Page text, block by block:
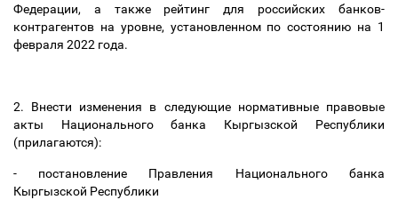
Федерации, а также рейтинг для российских банков-
контрагентов на уровне, установленном по состоянию на 1
февраля 2022 года.
2. Внести изменения в следующие нормативные правовые
акты Национального банка Кыргызской Республики
(прилагаются):
- постановление Правления Национального банка
Кыргызской Республики